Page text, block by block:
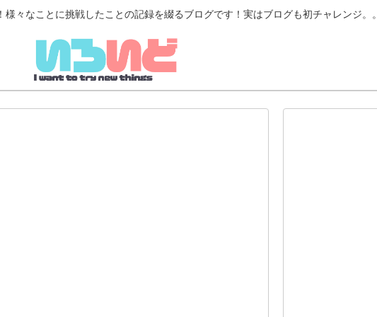
々なことに挑戦したことの記録を綴るブログです！実はブログも初チャレンジ。。